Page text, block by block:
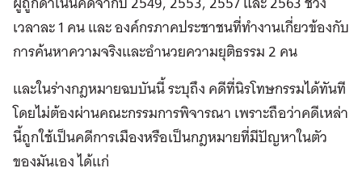
เวลาละ 1 คน และ องค์กรภาคประชาชนที่ทำงานเกี่ยวข้องกับ
การค้นหาความจริงและอำนวยความยุติธรรม 2 คน
และในร่างกฎหมายฉบบันนี้ ระบุถึง คดีที่นิรโทษกรรมได้ทันที
โดยไม่ต้องผ่านคณะกรรมการพิจารณา เพราะถือว่าคดีเหล่า
นี้ถูกใช้เป็นคดีการเมืองหรือเป็นกฎหมายที่มีปัญหาในตัว
ของมันเอง ได้แก่